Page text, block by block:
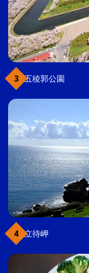
五稜郭公園
立待岬